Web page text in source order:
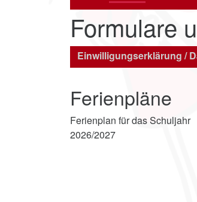
Formulare
Einwilligungserklärung /
Ferienpläne
Ferienplan für das Schuljahr
2026/2027